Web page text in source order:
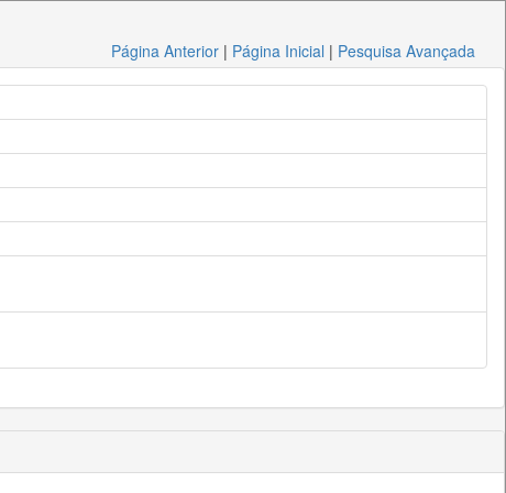
Página Anterior | Página Inicial | Pesquisa Avançada